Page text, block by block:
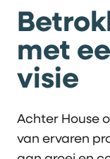
met
visie
Achter House
van ervaren